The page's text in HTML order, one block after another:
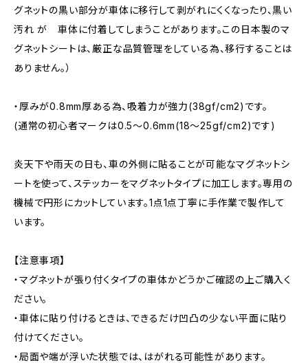
グネットの黒い部分が車体に移行して剥がれにくくなったり、黒い
汚れ が 車体に付着してしまうことがあります。この日本製のマ
グネットシートは、厳正な品質管理をしている為、移行することは
ありません。）
・厚みが0.8mm厚ある為、吸着力が強力(38gf/cm2)です。
(通常の初心者マークは0.5～0.6mm(18～25gf/cm2)です)
炎天下や雨天の日も、車の外側に貼ることが可能なマグネットシ
ートを使って、ステッカーをマグネットタイプに加工します。専用の
機械で円形にカットしています。1点1点丁寧に手作業で製作して
います。
【注意事項】
・マグネットが張り付くタイプの車体かどうかご確認の上ご購入く
ださい。
・車体に貼り付けるときは、できるだけ凹凸の少ない平面に貼り
付けてください。
・局面や端が浮いた状態では、はがれる可能性があります。